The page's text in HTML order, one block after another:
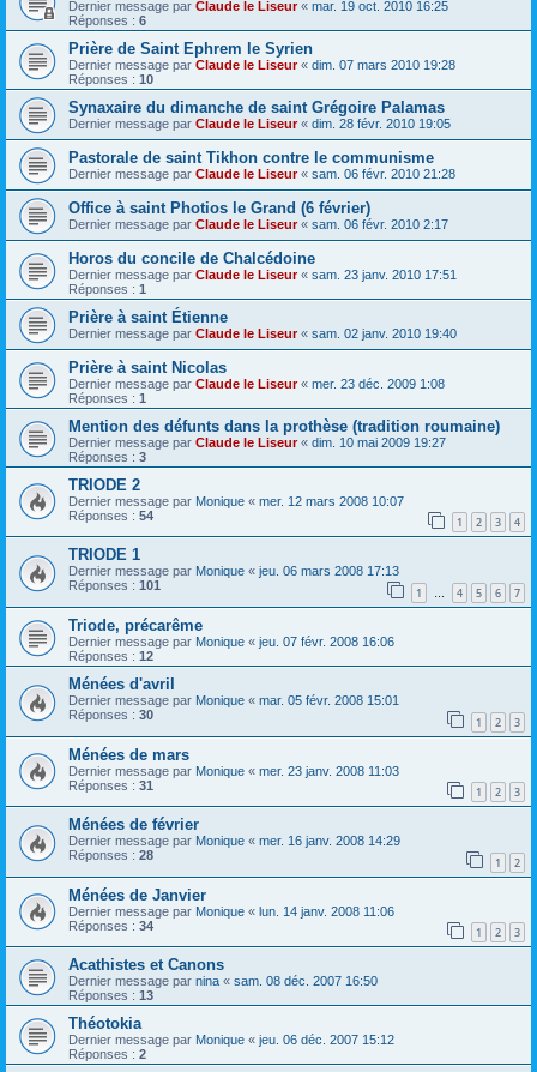
Dernier message par Claude le Liseur« mar. 19 oct. 2010 16:25
Réponses : 6
Prière de Saint Ephrem le Syrien
Dernier message par Claude le Liseur« dim. 07 mars 2010 19:28
Réponses : 10
Synaxaire du dimanche de saint Grégoire Palamas
Dernier message par Claude le Liseur« dim. 28 févr. 2010 19:05
Pastorale de saint Tikhon contre le communisme
Dernier message par Claude le Liseur« sam. 06 févr. 2010 21:28
Office à saint Photios le Grand (6 février)
Dernier message par Claude le Liseur« sam. 06 févr. 2010 2:17
Horos du concile de Chalcédoine
Dernier message par Claude le Liseur« sam. 23 janv. 2010 17:51
Réponses : 1
Prière à saint Étienne
Dernier message par Claude le Liseur« sam. 02 janv. 2010 19:40
Prière à saint Nicolas
Dernier message par Claude le Liseur« mer. 23 déc. 2009 1:08
Réponses : 1
Mention des défunts dans la prothèse (tradition roumaine)
Dernier message par Claude le Liseur« dim. 10 mai 2009 19:27
Réponses : 3
TRIODE 2
Dernier message par Monique « mer. 12 mars 2008 10:07
Réponses : 54 1 2 3 4
TRIODE 1
Dernier message par Monique « jeu. 06 mars 2008 17:13
Réponses : 101 1 … 4 5 6 7
Triode, précarême
Dernier message par Monique « jeu. 07 févr. 2008 16:06
Réponses : 12
Ménées d'avril
Dernier message par Monique « mar. 05 févr. 2008 15:01
Réponses : 30 1 2 3
Ménées de mars
Dernier message par Monique « mer. 23 janv. 2008 11:03
Réponses : 31 1 2 3
Ménées de février
Dernier message par Monique « mer. 16 janv. 2008 14:29
Réponses : 28 1 2
Ménées de Janvier
Dernier message par Monique « lun. 14 janv. 2008 11:06
Réponses : 34 1 2 3
Acathistes et Canons
Dernier message par nina « sam. 08 déc. 2007 16:50
Réponses : 13
Théotokia
Dernier message par Monique « jeu. 06 déc. 2007 15:12
Réponses : 2